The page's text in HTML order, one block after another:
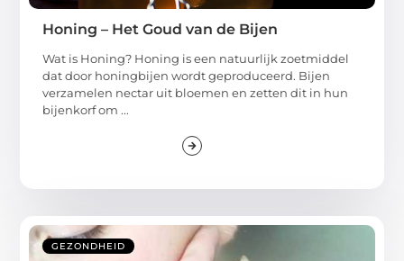
Honing – Het Goud van de Bijen
Wat is Honing? Honing is een natuurlijk zoetmiddel
dat door honingbijen wordt geproduceerd. Bijen
verzamelen nectar uit bloemen en zetten dit in hun
bijenkorf om ...
GEZONDHEID